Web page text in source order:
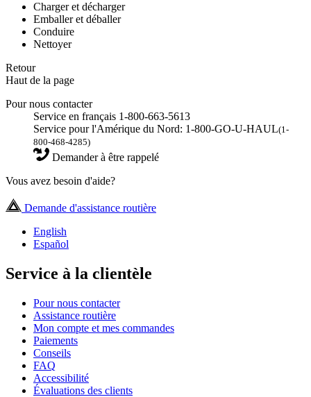
Charger et décharger
Emballer et déballer
Conduire
Nettoyer
Retour
Haut de la page
Pour nous contacter
Service en français 1-800-663-5613
Service pour l'Amérique du Nord: 1-800-GO-U-HAUL(1-
800-468-4285)
Demander à être rappelé
Vous avez besoin d'aide?
Demande d'assistance routière
English
Español
Service à la clientèle
Pour nous contacter
Assistance routière
Mon compte et mes commandes
Paiements
Conseils
FAQ
Accessibilité
Évaluations des clients